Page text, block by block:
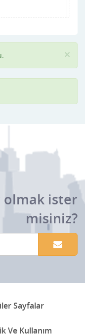
×
olmak ister
misiniz?
Sayfalar
Ve Kullanım